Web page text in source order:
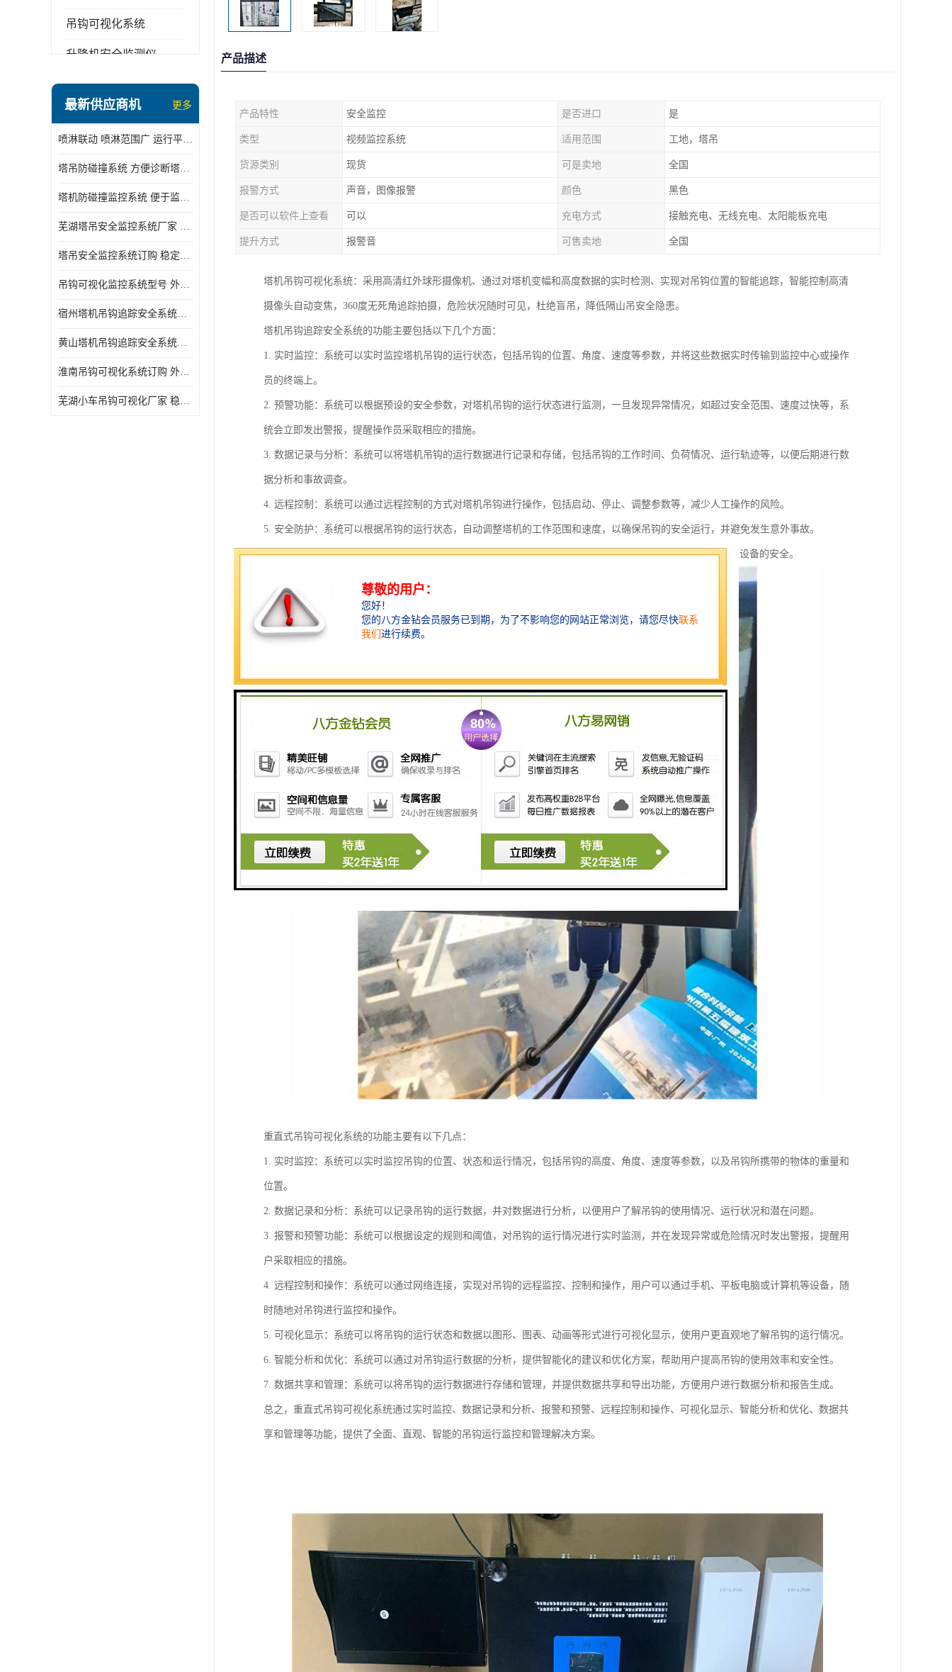
吊钩可视化系统
升降机安全监测仪
最新供应商机 更多
喷淋联动 喷淋范围广 运行平稳 噪音小
塔吊防碰撞系统 方便诊断塔机状态 自动变焦智能化跟踪
塔机防碰撞监控系统 便于监督和管理 主要应用于塔机的实时监控
芜湖塔吊安全监控系统厂家 外观简洁大方 减少盲吊引发的事故
塔吊安全监控系统订购 稳定性高 结构清晰稳定
吊钩可视化监控系统型号 外观简洁大方 信号稳定 抗干扰性强
宿州塔机吊钩追踪安全系统厂家 提高工作效率 结构清晰稳定
黄山塔机吊钩追踪安全系统价格 可远程查看 减少盲吊引发的事故
淮南吊钩可视化系统订购 外观简洁大方 体积小 占用空间小
芜湖小车吊钩可视化厂家 稳定性高 可视吊装 降低盲吊风险
产品描述
产品特性 安全监控 是否进口 是
类型 视频监控系统 适用范围 工地，塔吊
货源类别 现货 可是卖地 全国
报警方式 声音，图像报警 颜色 黑色
是否可以软件上查看 可以 充电方式 接触充电、无线充电、太阳能板充电
提升方式 报警音 可售卖地 全国
塔机吊钩可视化系统：采用高清红外球形摄像机、通过对塔机变幅和高度数据的实时检测、实现对吊钩位置的智能追踪，智能控制高清
摄像头自动变焦，360度无死角追踪拍摄，危险状况随时可见，杜绝盲吊，降低隔山吊安全隐患。
塔机吊钩追踪安全系统的功能主要包括以下几个方面：
1. 实时监控：系统可以实时监控塔机吊钩的运行状态，包括吊钩的位置、角度、速度等参数，并将这些数据实时传输到监控中心或操作
员的终端上。
2. 预警功能：系统可以根据预设的安全参数，对塔机吊钩的运行状态进行监测，一旦发现异常情况，如超过安全范围、速度过快等，系
统会立即发出警报，提醒操作员采取相应的措施。
3. 数据记录与分析：系统可以将塔机吊钩的运行数据进行记录和存储，包括吊钩的工作时间、负荷情况、运行轨迹等，以便后期进行数
据分析和事故调查。
4. 远程控制：系统可以通过远程控制的方式对塔机吊钩进行操作，包括启动、停止、调整参数等，减少人工操作的风险。
5. 安全防护：系统可以根据吊钩的运行状态，自动调整塔机的工作范围和速度，以确保吊钩的安全运行，并避免发生意外事故。
总的来说，塔机吊钩追踪安全系统的功能是为了提高塔机吊钩的安全性能，减少事故发生的风险，保护人员和设备的安全。
重直式吊钩可视化系统的功能主要有以下几点：
1. 实时监控：系统可以实时监控吊钩的位置、状态和运行情况，包括吊钩的高度、角度、速度等参数，以及吊钩所携带的物体的重量和
位置。
2. 数据记录和分析：系统可以记录吊钩的运行数据，并对数据进行分析，以便用户了解吊钩的使用情况、运行状况和潜在问题。
3. 报警和预警功能：系统可以根据设定的规则和阈值，对吊钩的运行情况进行实时监测，并在发现异常或危险情况时发出警报，提醒用
户采取相应的措施。
4. 远程控制和操作：系统可以通过网络连接，实现对吊钩的远程监控、控制和操作，用户可以通过手机、平板电脑或计算机等设备，随
时随地对吊钩进行监控和操作。
5. 可视化显示：系统可以将吊钩的运行状态和数据以图形、图表、动画等形式进行可视化显示，使用户更直观地了解吊钩的运行情况。
6. 智能分析和优化：系统可以通过对吊钩运行数据的分析，提供智能化的建议和优化方案，帮助用户提高吊钩的使用效率和安全性。
7. 数据共享和管理：系统可以将吊钩的运行数据进行存储和管理，并提供数据共享和导出功能，方便用户进行数据分析和报告生成。
总之，重直式吊钩可视化系统通过实时监控、数据记录和分析、报警和预警、远程控制和操作、可视化显示、智能分析和优化、数据共
享和管理等功能，提供了全面、直观、智能的吊钩运行监控和管理解决方案。